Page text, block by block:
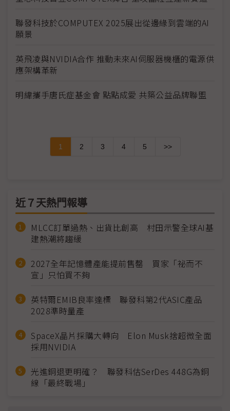
聯發科技於COMPUTEX 2025展出從邊緣到雲端的AI
願景
英飛凌與NVIDIA合作 推動未來AI伺服器機櫃的電源供
應架構革新
明緯攜手唐氏症基金會 點點成愛 共築公益品牌聯盟
1 2 3 4 5 >>
近７天熱門報導
MLCC訂單過熱、出貨比創高 村田示警全球AI基
建熱潮將趨緩
2027全年記憶體產能提前售罄 買家「祕而不
宣」只怕買不夠
英特爾EMIB良率達標 聯發科第2代ASIC產品
2028準時量產
SpaceX晶片採購大轉向 Elon Musk捨超微全面
採用NVIDIA
光進銅退更明確？ 聯發科估SerDes 448G為銅
線「最終戰場」